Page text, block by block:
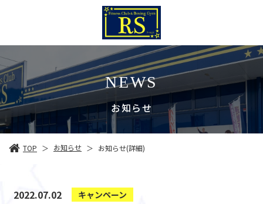
NEWS
お知らせ
TOP ＞ お知らせ ＞ お知らせ(詳細)
2022.07.02 キャンペーン